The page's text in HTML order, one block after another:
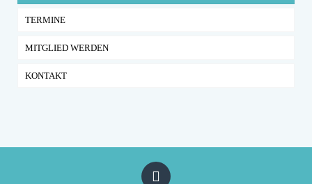
TERMINE
MITGLIED WERDEN
KONTAKT